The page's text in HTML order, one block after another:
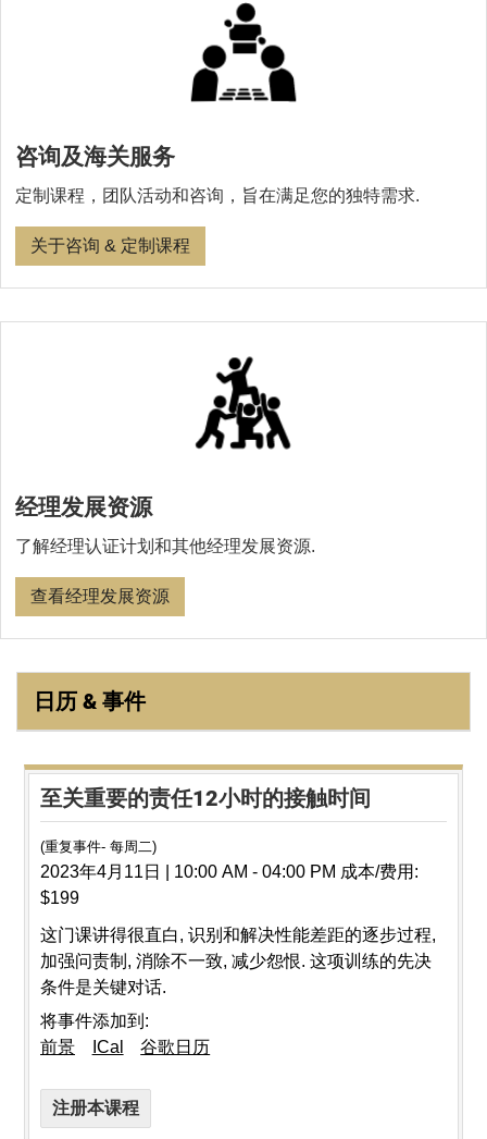
咨询及海关服务
定制课程，团队活动和咨询，旨在满足您的独特需求.
关于咨询 & 定制课程
经理发展资源
了解经理认证计划和其他经理发展资源.
查看经理发展资源
日历 & 事件
至关重要的责任12小时的接触时间
(重复事件- 每周二)
2023年4月11日 10:00 AM - 04:00 PM 成本/费用:
$199
这门课讲得很直白, 识别和解决性能差距的逐步过程,
加强问责制, 消除不一致, 减少怨恨. 这项训练的先决
条件是关键对话.
将事件添加到:
前景
ICal 谷歌日历
注册本课程